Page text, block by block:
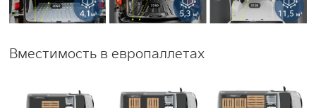
Вместимость в европаллетах